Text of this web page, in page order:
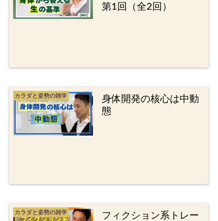
第1回（全2回）
カラダと姿勢の雑学
身体開発の核心は中動
態
カラダと姿勢の雑学
フィクション系トレー